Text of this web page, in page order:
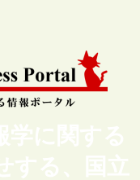
学に関する
する、国立